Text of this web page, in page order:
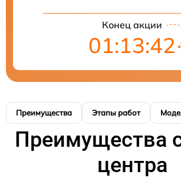
Конец акции
01:13:41
Преимущества Этапы работ
Преимущества
центра